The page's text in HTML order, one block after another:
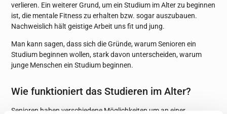
verlieren. Ein weiterer Grund, um ein Studium im Alter zu beginnen
ist, die mentale Fitness zu erhalten bzw. sogar auszubauen.
Nachweislich hält geistige Arbeit uns fit und jung.
Man kann sagen, dass sich die Gründe, warum Senioren ein
Studium beginnen wollen, stark davon unterscheiden, warum
junge Menschen ein Studium beginnen.
Wie funktioniert das Studieren im Alter?
Senioren haben verschiedene Möglichkeiten um an einer